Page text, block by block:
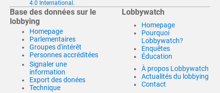
4.0 International .
Base des données sur le
lobbying
Homepage
Parlementaires
Groupes d'intérêt
Personnes accréditées
Signaler une
information
Export des donées
Technique
Lobbywatch
Homepage
Pourquoi
Lobbywatch?
Enquêtes
Éducation
À propos Lobbywatch
Actualités du lobbying
Contact